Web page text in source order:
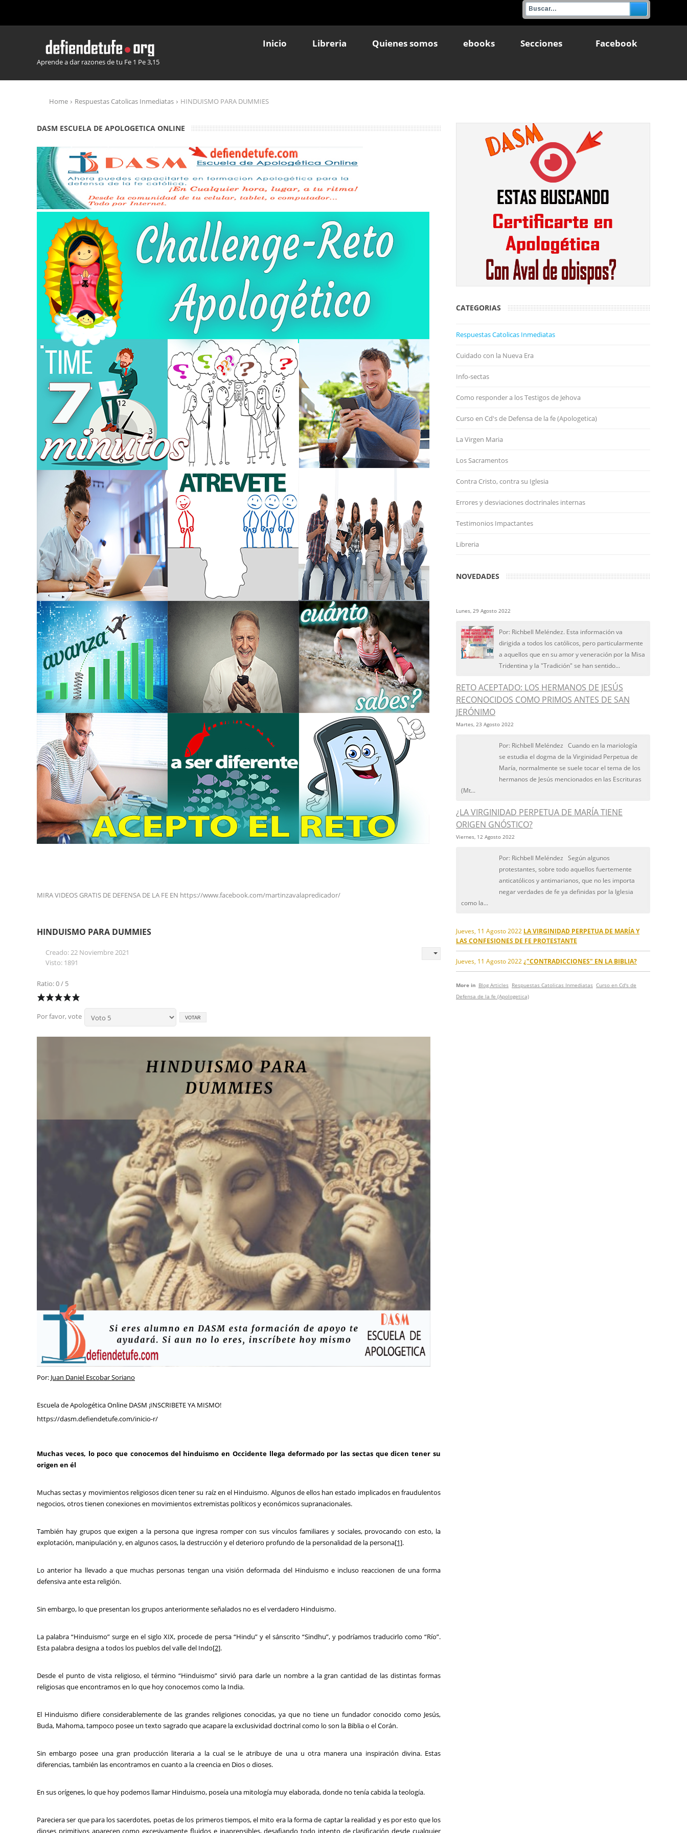
Aprende a dar razones de tu Fe 1 Pe 3,15
Inicio Libreria Quienes somos ebooks Secciones Facebook
Home Respuestas Catolicas Inmediatas HINDUISMO PARA DUMMIES
DASM ESCUELA DE APOLOGETICA ONLINE
MIRA VIDEOS GRATIS DE DEFENSA DE LA FE EN https://www.facebook.com/martinzavalapredicador/
HINDUISMO PARA DUMMIES
Creado: 22 Noviembre 2021
Visto: 1891
Ratio: 0 / 5
Por favor, vote
Por: Juan Daniel Escobar Soriano
Escuela de Apologética Online DASM ¡INSCRIBETE YA MISMO!
https://dasm.defiendetufe.com/inicio-r/
Muchas veces, lo poco que conocemos del hinduismo en Occidente llega deformado por las sectas que dicen tener su
origen en él
Muchas sectas y movimientos religiosos dicen tener su raíz en el Hinduismo. Algunos de ellos han estado implicados en fraudulentos
negocios, otros tienen conexiones en movimientos extremistas políticos y económicos supranacionales.
También hay grupos que exigen a la persona que ingresa romper con sus vínculos familiares y sociales, provocando con esto, la
explotación, manipulación y, en algunos casos, la destrucción y el deterioro profundo de la personalidad de la persona[1].
Lo anterior ha llevado a que muchas personas tengan una visión deformada del Hinduismo e incluso reaccionen de una forma
defensiva ante esta religión.
Sin embargo, lo que presentan los grupos anteriormente señalados no es el verdadero Hinduismo.
La palabra “Hinduismo” surge en el siglo XIX, procede de persa “Hindu” y el sánscrito “Sindhu”, y podríamos traducirlo como “Río”.
Esta palabra designa a todos los pueblos del valle del Indo[2].
Desde el punto de vista religioso, el término “Hinduismo” sirvió para darle un nombre a la gran cantidad de las distintas formas
religiosas que encontramos en lo que hoy conocemos como la India.
El Hinduismo difiere considerablemente de las grandes religiones conocidas, ya que no tiene un fundador conocido como Jesús,
Buda, Mahoma, tampoco posee un texto sagrado que acapare la exclusividad doctrinal como lo son la Biblia o el Corán.
Sin embargo posee una gran producción literaria a la cual se le atribuye de una u otra manera una inspiración divina. Estas
diferencias, también las encontramos en cuanto a la creencia en Dios o dioses.
En sus orígenes, lo que hoy podemos llamar Hinduismo, poseía una mitología muy elaborada, donde no tenía cabida la teología.
Pareciera ser que para los sacerdotes, poetas de los primeros tiempos, el mito era la forma de captar la realidad y es por esto que los
CATEGORIAS
Respuestas Catolicas Inmediatas
Cuidado con la Nueva Era
Info-sectas
Como responder a los Testigos de Jehova
Curso en Cd's de Defensa de la fe (Apologetica)
La Virgen Maria
Los Sacramentos
Contra Cristo, contra su Iglesia
Errores y desviaciones doctrinales internas
Testimonios Impactantes
Libreria
NOVEDADES
Lunes, 29 Agosto 2022
Por: Richbell Meléndez. Esta información va
dirigida a todos los católicos, pero particularmente
a aquellos que en su amor y veneración por la Misa
Tridentina y la "Tradición" se han sentido...
RETO ACEPTADO: LOS HERMANOS DE JESÚS
RECONOCIDOS COMO PRIMOS ANTES DE SAN
JERÓNIMO
Martes, 23 Agosto 2022
Por: Richbell Meléndez Cuando en la mariología
se estudia el dogma de la Virginidad Perpetua de
María, normalmente se suele tocar el tema de los
hermanos de Jesús mencionados en las Escrituras
(Mt...
¿LA VIRGINIDAD PERPETUA DE MARÍA TIENE
ORIGEN GNÓSTICO?
Viernes, 12 Agosto 2022
Por: Richbell Meléndez Según algunos
protestantes, sobre todo aquellos fuertemente
anticatólicos y antimarianos, que no les importa
negar verdades de fe ya definidas por la Iglesia
como la...
Jueves, 11 Agosto 2022 LA VIRGINIDAD PERPETUA DE MARÍA Y
LAS CONFESIONES DE FE PROTESTANTE
Jueves, 11 Agosto 2022 ¿"CONTRADICCIONES" EN LA BIBLIA?
More in Blog Articles Respuestas Catolicas Inmediatas Curso en Cd's de
Defensa de la fe (Apologetica)